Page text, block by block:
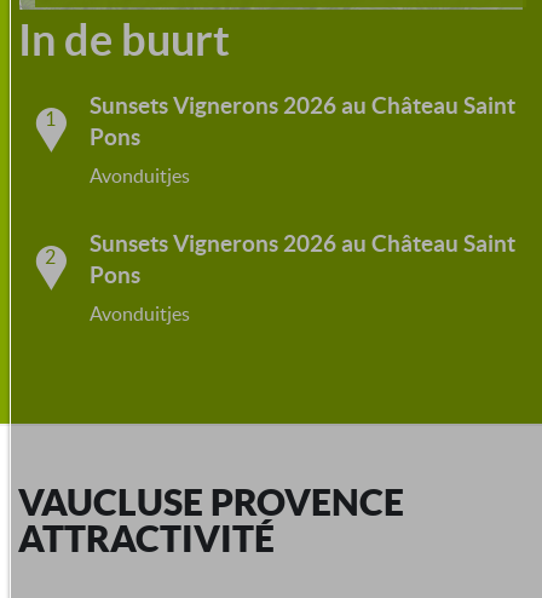
In de buurt
1
Sunsets Vignerons 2026 au Château Saint
Pons
Avonduitjes
2
Sunsets Vignerons 2026 au Château Saint
Pons
Avonduitjes
VAUCLUSE PROVENCE
ATTRACTIVITÉ